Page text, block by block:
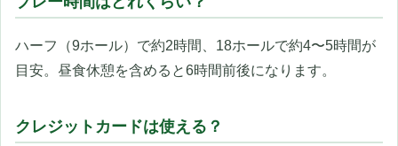
ハーフ（9ホール）で約2時間、18ホールで約4〜5時間が
目安。昼食休憩を含めると6時間前後になります。
クレジットカードは使える？